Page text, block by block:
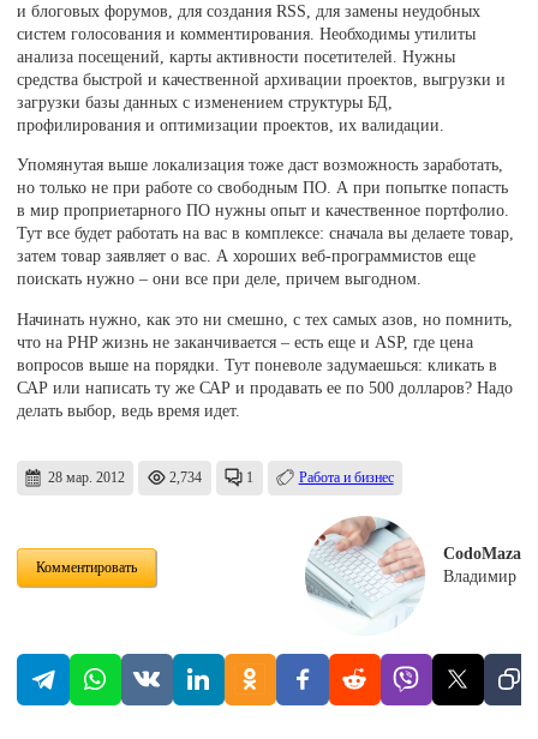
и блоговых форумов, для создания RSS, для замены неудобных
систем голосования и комментирования. Необходимы утилиты
анализа посещений, карты активности посетителей. Нужны
средства быстрой и качественной архивации проектов, выгрузки и
загрузки базы данных с изменением структуры БД,
профилирования и оптимизации проектов, их валидации.
Упомянутая выше локализация тоже даст возможность заработать,
но только не при работе со свободным ПО. А при попытке попасть
в мир проприетарного ПО нужны опыт и качественное портфолио.
Тут все будет работать на вас в комплексе: сначала вы делаете товар,
затем товар заявляет о вас. А хороших веб-программистов еще
поискать нужно – они все при деле, причем выгодном.
Начинать нужно, как это ни смешно, с тех самых азов, но помнить,
что на PHP жизнь не заканчивается – есть еще и ASP, где цена
вопросов выше на порядки. Тут поневоле задумаешься: кликать в
САР или написать ту же САР и продавать ее по 500 долларов? Надо
делать выбор, ведь время идет.
28 мар. 2012 2,734 1 Работа и бизнес
Комментировать
CodoMaza
Владимир